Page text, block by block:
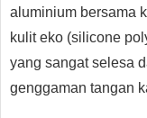
aluminium bersama
kulit eko (silicone
yang sangat selesa
genggaman tangan